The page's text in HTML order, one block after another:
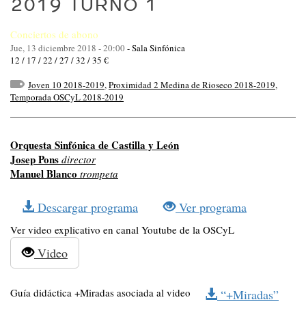
2019 TURNO 1
Conciertos de abono
Jue, 13 diciembre 2018 - 20:00-Sala Sinfónica
12 / 17 / 22 / 27 / 32 / 35 €
Joven 10 2018-2019,Proximidad 2 Medina de Rioseco 2018-2019,
Temporada OSCyL 2018-2019
Orquesta Sinfónica de Castilla y León
Josep Pons director
Manuel Blanco trompeta
Descargar programa Ver programa
Ver video explicativo en canal Youtube de la OSCyL
Video
Guía didáctica +Miradas asociada al video “+Miradas”